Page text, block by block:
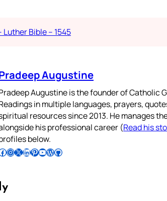
Luther Bible – 1545
Augustine
Augustine is the founder of Catholic
in multiple languages, prayers,
resources since 2013. He manages
his professional career (Read his
below.
Facebook Follow Pradeep on InstagramFollow Pradeep on X Follow Pradeep on LinkedIn Follow Pradeep on Pinterest Subscribe to Pradeep’s Youtube Channel Follow Pradeep on WordPress Follow Pradeep on GitHub